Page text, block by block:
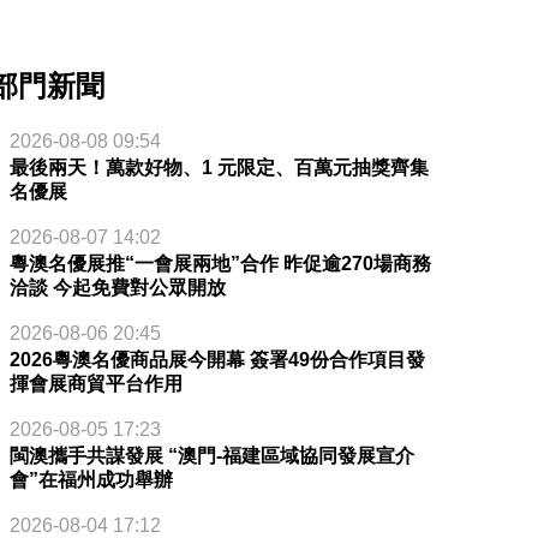
門新聞
2026-08-08 09:54
最後兩天！萬款好物、1 元限定、百萬元抽獎齊集
名優展
2026-08-07 14:02
粵澳名優展推“一會展兩地”合作 昨促逾270場商務
洽談 今起免費對公眾開放
2026-08-06 20:45
2026粵澳名優商品展今開幕 簽署49份合作項目發
揮會展商貿平台作用
2026-08-05 17:23
閩澳攜手共謀發展 “澳門-福建區域協同發展宣介
會”在福州成功舉辦
2026-08-04 17:12